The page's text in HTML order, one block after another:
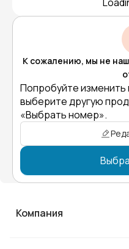
К сожалению, мы не
Попробуйте изменить
выберите другую
«Выбрать номер».
Компания